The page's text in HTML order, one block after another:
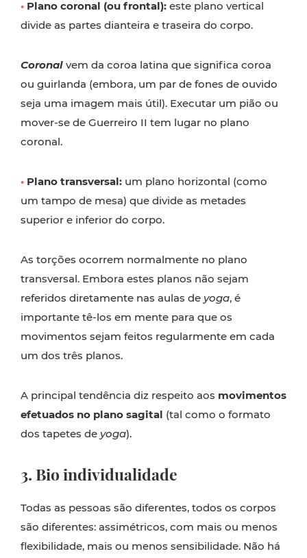
• Plano coronal (ou frontal): este plano vertical
divide as partes dianteira e traseira do corpo.
Coronal vem da coroa latina que significa coroa
ou guirlanda (embora, um par de fones de ouvido
seja uma imagem mais útil). Executar um pião ou
mover-se de Guerreiro II tem lugar no plano
coronal.
• Plano transversal: um plano horizontal (como
um tampo de mesa) que divide as metades
superior e inferior do corpo.
As torções ocorrem normalmente no plano
transversal. Embora estes planos não sejam
referidos diretamente nas aulas de yoga, é
importante tê-los em mente para que os
movimentos sejam feitos regularmente em cada
um dos três planos.
A principal tendência diz respeito aos movimentos
efetuados no plano sagital (tal como o formato
dos tapetes de yoga).
3. Bio individualidade
Todas as pessoas são diferentes, todos os corpos
são diferentes: assimétricos, com mais ou menos
flexibilidade, mais ou menos sensibilidade. Não há